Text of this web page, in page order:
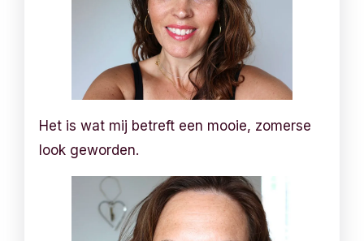
Het is wat mij betreft een mooie, zomerse
look geworden.